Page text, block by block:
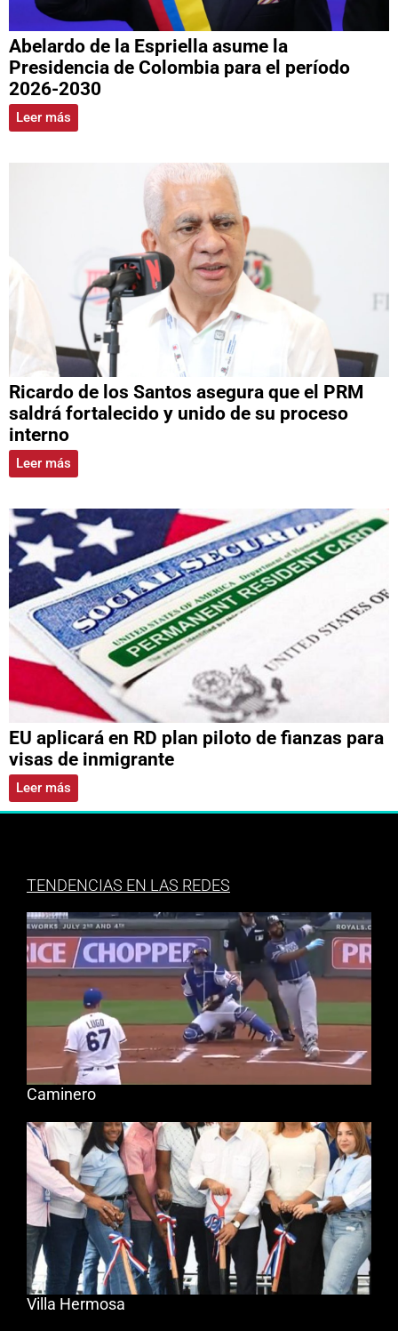
Abelardo de la Espriella asume la
Presidencia de Colombia para el período
2026-2030
Leer más
Ricardo de los Santos asegura que el PRM
saldrá fortalecido y unido de su proceso
interno
Leer más
EU aplicará en RD plan piloto de fianzas para
visas de inmigrante
Leer más
TENDENCIAS EN LAS REDES
Caminero
Villa Hermosa